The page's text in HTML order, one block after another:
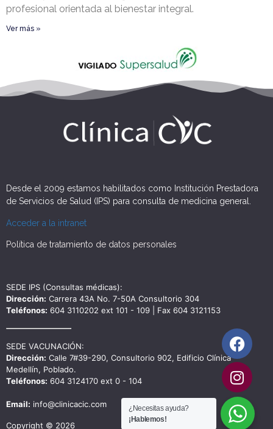
profesional orientada al bienestar integral.
Ver más »
Desde el 2009 estamos habilitados como Institución Prestadora
de Servicios de Salud (IPS) para consulta de medicina general.
Acceder a la intranet
Política de tratamiento de datos personales
SEDE IPS (Consultas médicas):
Dirección: Carrera 43A No. 7-50A Consultorio 304
Teléfonos: 604 3110202 ext 101 - 109 | Fax 604 3121153
SEDE VACUNACIÓN:
Dirección: Calle 7#39-290, Consultorio 902, Edificio Clínica
Medellín, Poblado.
Teléfonos: 604 3124170 ext 0 - 104
Email: info@clinicacic.com
Copyright © 2026
¿Necesitas ayuda?
¡Hablemos!